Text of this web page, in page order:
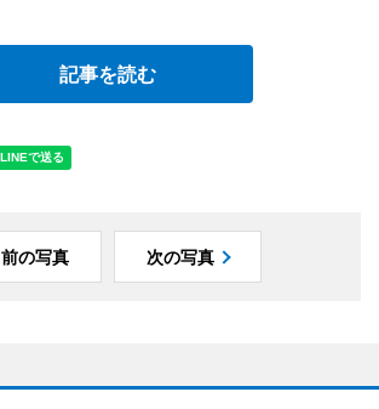
記事を読む
前の写真 次の写真